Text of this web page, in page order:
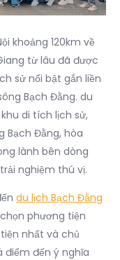
khoảng 120km về
từ lâu đã được
sử nổi bật gắn liền
Bạch Đằng. du
di tích lịch sử,
Bạch Đằng, hòa
lành bên dòng
nghiệm thú vị.
du lịch Bạch Đằng
phương tiện
nhất và chủ
đến ý nghĩa